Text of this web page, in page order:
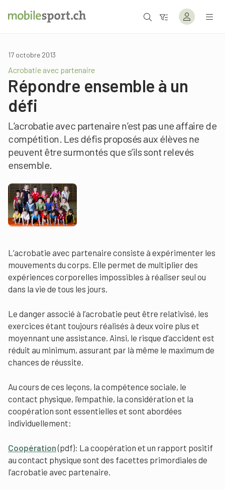
17 octobre 2013
Acrobatie avec partenaire
Répondre ensemble à un
défi
L’acrobatie avec partenaire n’est pas une affaire de
compétition. Les défis proposés aux élèves ne
peuvent être surmontés que s’ils sont relevés
ensemble.
L’acrobatie avec partenaire consiste à expérimenter les
mouvements du corps. Elle permet de multiplier des
expériences corporelles impossibles à réaliser seul ou
dans la vie de tous les jours.
Le danger associé à l’acrobatie peut être relativisé, les
exercices étant toujours réalisés à deux voire plus et
moyennant une assistance. Ainsi, le risque d’accident est
réduit au minimum, assurant par là même le maximum de
chances de réussite.
Au cours de ces leçons, la compétence sociale, le
contact physique, l’empathie, la considération et la
coopération sont essentielles et sont abordées
individuellement:
Coopération(pdf): La coopération et un rapport positif
au contact physique sont des facettes primordiales de
l’acrobatie avec partenaire.